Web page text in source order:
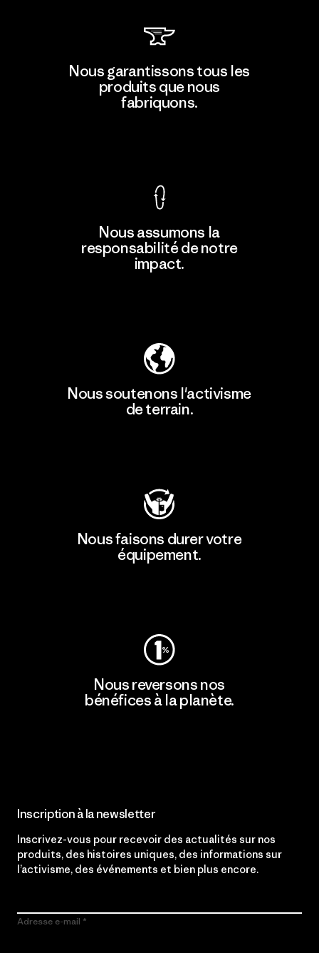
MAS Active (Pvt) Ltd - Sleekline
Nous garantissons tous les
produits que nous
fabriquons.
Nous assumons la
responsabilité de notre
impact.
Nous soutenons l'activisme
de terrain.
Nous faisons durer votre
équipement.
Nous reversons nos
bénéfices à la planète.
Inscription à la newsletter
Inscrivez-vous pour recevoir des actualités sur nos
produits, des histoires uniques, des informations sur
l’activisme, des événements et bien plus encore.
Adresse e-mail